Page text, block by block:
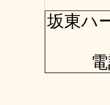
坂東ハ